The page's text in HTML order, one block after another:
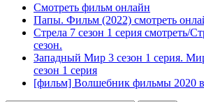
Смотреть фильм онлайн
Папы. Фильм (2022) смотреть
Стрела 7 сезон 1 серия смотреть/
сезон.
Западный Мир 3 сезон 1 серия.
сезон 1 серия
[фильм] Волшебник фильмы 2020 в